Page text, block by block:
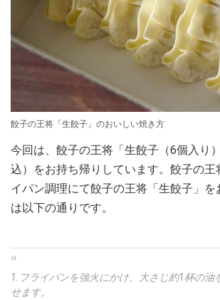
餃子の王将「生餃子」のおいしい焼き方
今回は、餃子の王将「生餃子（6個入り
込）をお持ち帰りしています。餃子の王
イパン調理にて餃子の王将「生餃子」
は以下の通りです。
1.フライパンを強火にかけ、大さじ約1杯の油
せます。